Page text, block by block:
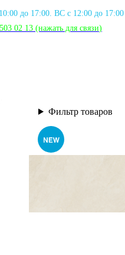
до 17:00. ВС с 12:00 до 17:00
02 13 (нажать для связи)
Фильтр товаров